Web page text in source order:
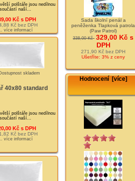
polštáře jsou nedílnou
součástí naší...
Kč s DPH
Kč bez DPH
... více informací
40x80 standard
polštáře jsou nedílnou
součástí naší...
Kč s DPH
Kč bez DPH
... více informací
Sada školní penál a
peněženka Tlapková patrola
(Paw Patrol)
338,00 Kč 329,00 Kč s
DPH
271,90 Kč bez DPH
Ušetříte: 3% z ceny
Hodnocení [více]